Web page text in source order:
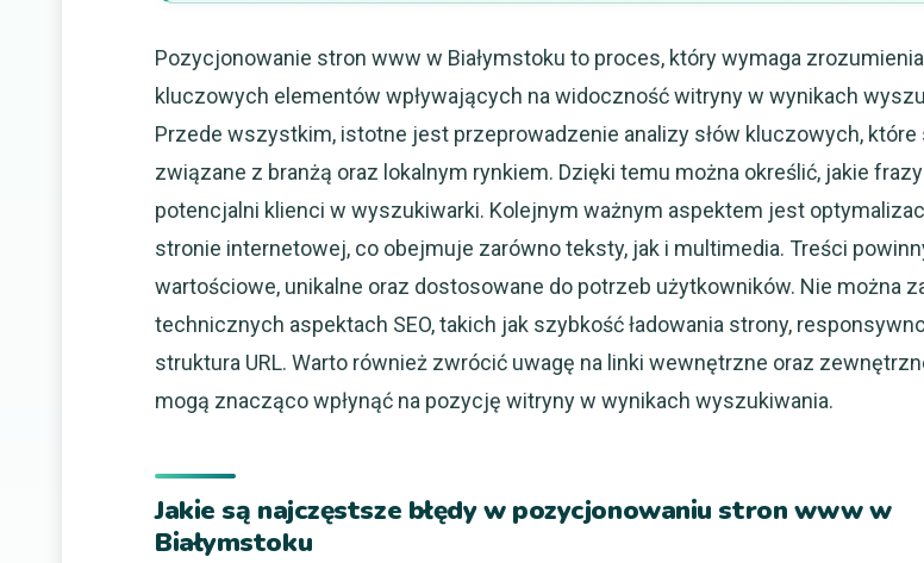
Pozycjonowanie stron www w Białymstoku to proces, który wymaga
kluczowych elementów wpływających na widoczność witryny w wynikach
Przede wszystkim, istotne jest przeprowadzenie analizy słów kluczowych, które
związane z branżą oraz lokalnym rynkiem. Dzięki temu można określić, jakie
potencjalni klienci w wyszukiwarki. Kolejnym ważnym aspektem jest
stronie internetowej, co obejmuje zarówno teksty, jak i multimedia. Treści
wartościowe, unikalne oraz dostosowane do potrzeb użytkowników. Nie można
technicznych aspektach SEO, takich jak szybkość ładowania strony,
struktura URL. Warto również zwrócić uwagę na linki wewnętrzne oraz
mogą znacząco wpłynąć na pozycję witryny w wynikach wyszukiwania.
Jakie są najczęstsze błędy w pozycjonowaniu stron www w
Białymstoku